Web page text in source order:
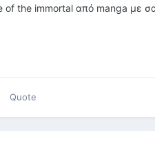
of the immortal από manga με
Quote